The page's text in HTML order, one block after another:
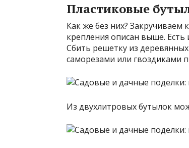
Пластиковые
Как же без них?
крепления описан выше.
Сбить решетку из
саморезами или гвоздиками
Из двухлитровых бутылок